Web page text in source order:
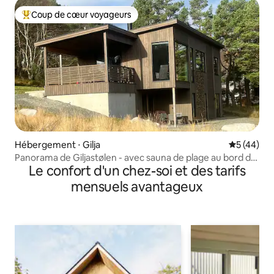
Coups de cœur voyageurs les plus appréciés
Coup de cœur voyageurs
Hébergement ⋅ Gilja
5 (44)
Panorama de Giljastølen - avec sauna de plage au bord de
l'eau.Le confort d'un chez-soi et des tarifs
mensuels avantageux